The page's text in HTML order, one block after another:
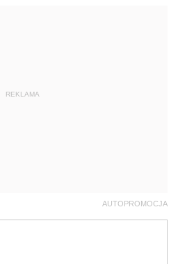
REKLAMA
AUTOPROMOCJA